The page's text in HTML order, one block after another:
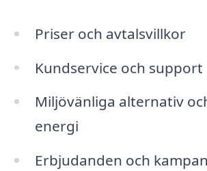
Priser och avtalsvillkor
Kundservice och support
Miljövänliga alternativ
energi
Erbjudanden och